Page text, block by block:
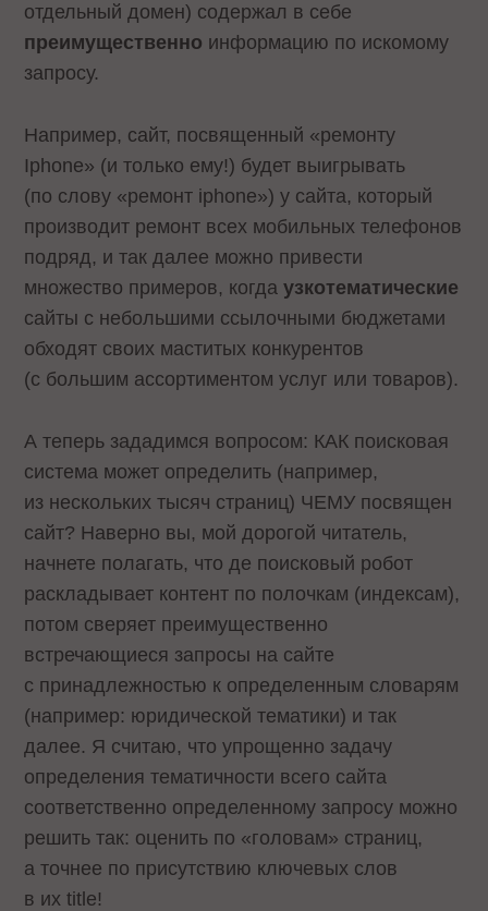
отдельный домен) содержал в себе
преимущественно информацию по искомому
запросу.
Например, сайт, посвященный «ремонту
Iphone» (и только ему!) будет выигрывать
(по слову «ремонт iphone») у сайта, который
производит ремонт всех мобильных телефонов
подряд, и так далее можно привести
множество примеров, когдаузкотематические
сайты с небольшими ссылочными бюджетами
обходят своих маститых конкурентов
(с большим ассортиментом услуг или товаров).
А теперь зададимся вопросом: КАК поисковая
система может определить (например,
из нескольких тысяч страниц) ЧЕМУ посвящен
сайт? Наверно вы, мой дорогой читатель,
начнете полагать, что де поисковый робот
раскладывает контент по полочкам (индексам),
потом сверяет преимущественно
встречающиеся запросы на сайте
с принадлежностью к определенным словарям
(например: юридической тематики) и так
далее. Я считаю, что упрощенно задачу
определения тематичности всего сайта
соответственно определенному запросу можно
решить так: оценить по «головам» страниц,
а точнее по присутствию ключевых слов
в их title!